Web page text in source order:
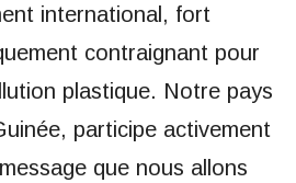
international, fort
contraignant pour
plastique. Notre pays
participe activement
que nous allons